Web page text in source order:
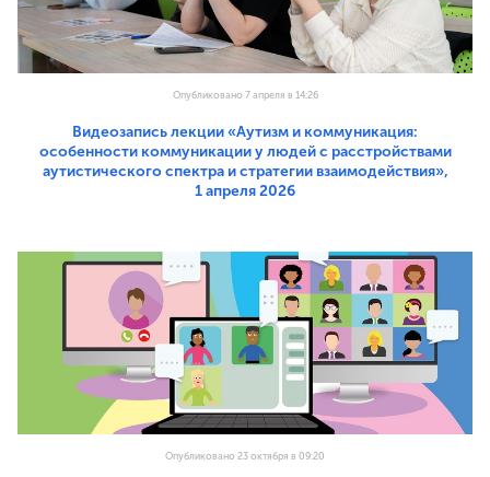
Опубликовано 7 апреля в 14:26
Видеозапись лекции «Аутизм и коммуникация:
особенности коммуникации у людей с расстройствами
аутистического спектра и стратегии взаимодействия»,
1 апреля 2026
Опубликовано 23 октября в 09:20